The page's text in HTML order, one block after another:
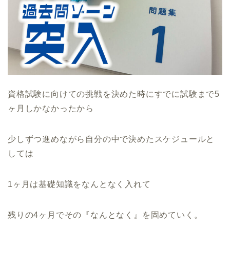
資格試験に向けての挑戦を決めた時にすでに試験まで5
ヶ月しかなかったから
少しずつ進めながら自分の中で決めたスケジュールと
しては
1ヶ月は基礎知識をなんとなく入れて
残りの4ヶ月でその『なんとなく』を固めていく。